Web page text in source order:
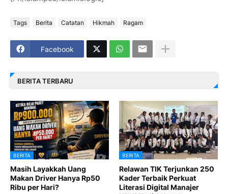
Tags Berita Catatan Hikmah Ragam
Facebook
BERITA TERBARU
BERITA
Masih Layakkah Uang
Makan Driver Hanya Rp50
Ribu per Hari?
BERITA
Relawan TIK Terjunkan 250
Kader Terbaik Perkuat
Literasi Digital Manajer